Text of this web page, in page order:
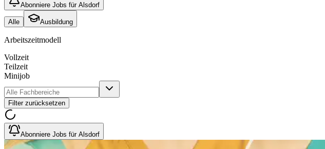
Abonniere Jobs für Alsdorf
Alle Ausbildung
Arbeitszeitmodell
Vollzeit
Teilzeit
Minijob
Filter zurücksetzen
Abonniere Jobs für Alsdorf